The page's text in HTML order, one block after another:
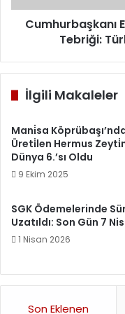
Motifli
Cumhurbaşkanı
Tebriği:
İlgili Makaleler
Mani̇sa
Üreti̇len Hermus
Dünya 6.’sı Oldu
9 Ekim 2025
SGK Ödemelerinde
Uzatıldı: Son Gün 7
1 Nisan 2026
Son Eklenen